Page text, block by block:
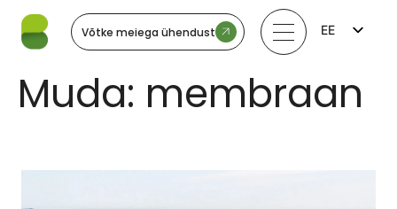
Võtke meiega ühendust
EE
LV
LT
Muda: membraan